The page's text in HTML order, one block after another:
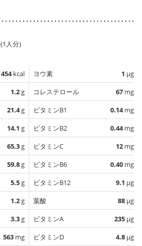
(1人分)
454kcal
1.2g
21.4g
14.1 g
65.3g
59.8g
5.5g
1.2g
3.3g
563 mg
ヨウ素 1 µg
コレステロール
67 mg
ビタミンB1
0.14mg
ビタミンB2
0.44mg
ビタミンC
12 mg
ビタミンB6
0.40 mg
ビタミンB12
9.1 µg
葉酸
88 µg
ビタミンA
235 µg
ビタミンD
4.8 µg